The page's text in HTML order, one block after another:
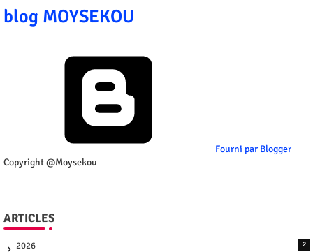
blog MOYSEKOU
Fourni par Blogger
Copyright @Moysekou
ARTICLES
2026 2